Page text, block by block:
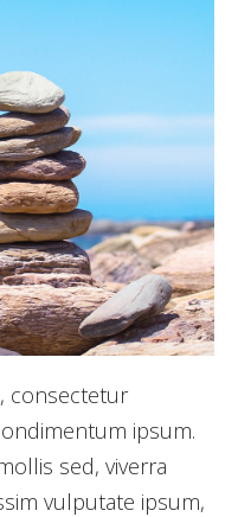
consectetur
ipsum.
sed, viverra
vulputate ipsum,